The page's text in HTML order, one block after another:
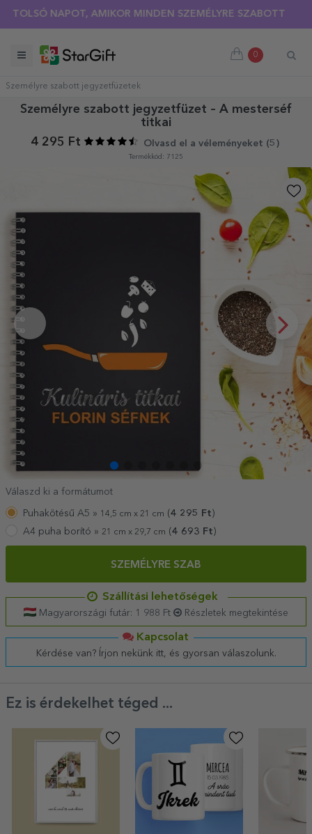
NAPOT, AMIKOR MINDEN SZEMÉLYRE SZABOTT PÓLÓRA
0
Személyre szabott jegyzetfüzetek
Személyre szabott jegyzetfüzet – A mesterséf
titkai
4 295 Ft
Olvasd el a véleményeket (5 )
Termékkód: 7125
Válaszd ki a formátumot
Puhakötésű A5 » 14,5 cm x 21 cm (4 295 Ft )
A4 puha borító » 21 cm x 29,7 cm (4 693 Ft)
SZEMÉLYRE SZAB
Szállítási lehetőségek
Magyarországi futár: 1 988 Ft Részletek megtekintése
Kapcsolat
Kérdése van? Írjon nekünk itt, és gyorsan válaszolunk.
Ez is érdekelhet téged ...